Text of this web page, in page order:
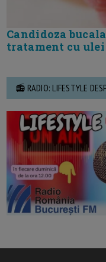
Candidoza
tratament cu ulei
📻 RADIO: LIFESTYLE